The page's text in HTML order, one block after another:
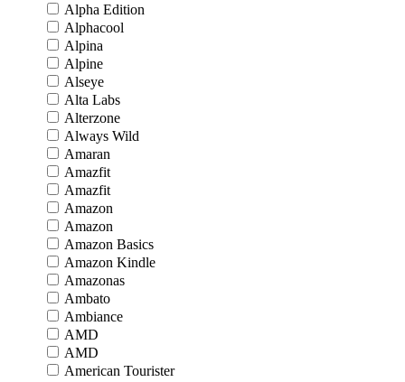
Alpha Edition
Alphacool
Alpina
Alpine
Alseye
Alta Labs
Alterzone
Always Wild
Amaran
Amazfit
Amazfit
Amazon
Amazon
Amazon Basics
Amazon Kindle
Amazonas
Ambato
Ambiance
AMD
AMD
American Tourister